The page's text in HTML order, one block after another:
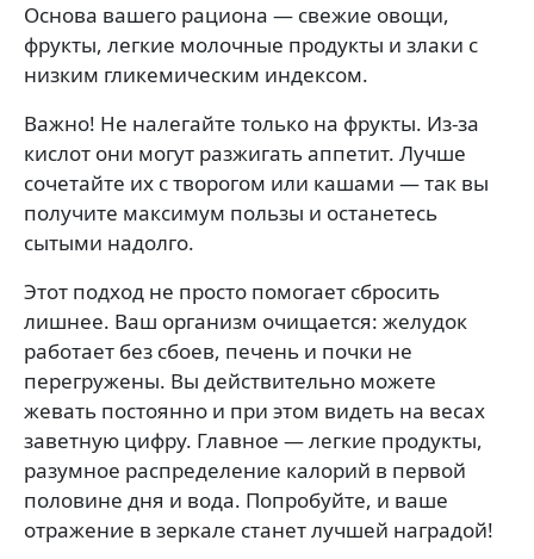
Основа вашего рациона — свежие овощи,
фрукты, легкие молочные продукты и злаки с
низким гликемическим индексом.
Важно! Не налегайте только на фрукты. Из-за
кислот они могут разжигать аппетит. Лучше
сочетайте их с творогом или кашами — так вы
получите максимум пользы и останетесь
сытыми надолго.
Этот подход не просто помогает сбросить
лишнее. Ваш организм очищается: желудок
работает без сбоев, печень и почки не
перегружены. Вы действительно можете
жевать постоянно и при этом видеть на весах
заветную цифру. Главное — легкие продукты,
разумное распределение калорий в первой
половине дня и вода. Попробуйте, и ваше
отражение в зеркале станет лучшей наградой!